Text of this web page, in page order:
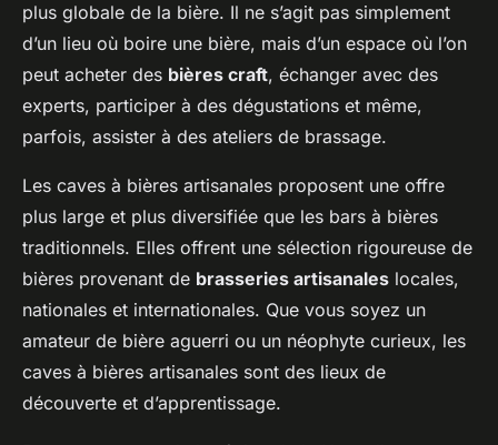
plus globale de la bière. Il ne s’agit pas simplement
d’un lieu où boire une bière, mais d’un espace où l’on
peut acheter des bières craft, échanger avec des
experts, participer à des dégustations et même,
parfois, assister à des ateliers de brassage.
Les caves à bières artisanales proposent une offre
plus large et plus diversifiée que les bars à bières
traditionnels. Elles offrent une sélection rigoureuse de
bières provenant de brasseries artisanales locales,
nationales et internationales. Que vous soyez un
amateur de bière aguerri ou un néophyte curieux, les
caves à bières artisanales sont des lieux de
découverte et d’apprentissage.